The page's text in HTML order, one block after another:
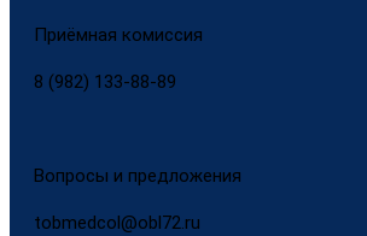
Приёмная комиссия
8 (982) 133-88-89
Вопросы и предложения
tobmedcol@obl72.ru